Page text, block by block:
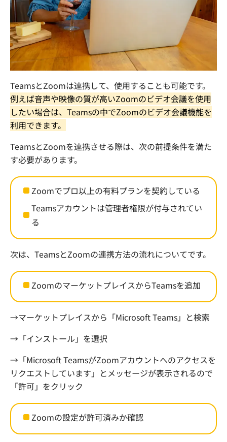
TeamsとZoomは連携して、使用することも可能です。
例えば音声や映像の質が高いZoomのビデオ会議を使用
したい場合は、 Teamsの中でZoomのビデオ会議機能を
利用できます。
TeamsとZoomを連携させる際は、次の前提条件を満た
す必要があります。
Zoomでプロ以上の有料プランを契約している
Teamsアカウントは管理者権限が付与されてい
る
次は、 TeamsとZoomの連携方法の流れについてです。
ZoomのマーケットプレイスからTeamsを追加
→マーケットプレイスから「Microsoft Teams」と検索
→「インストール」を選択
→「Microsoft TeamsがZoomアカウントへのアクセスを
リクエストしています」とメッセージが表示されるので
「許可」をクリック
Zoomの設定が許可済みか確認